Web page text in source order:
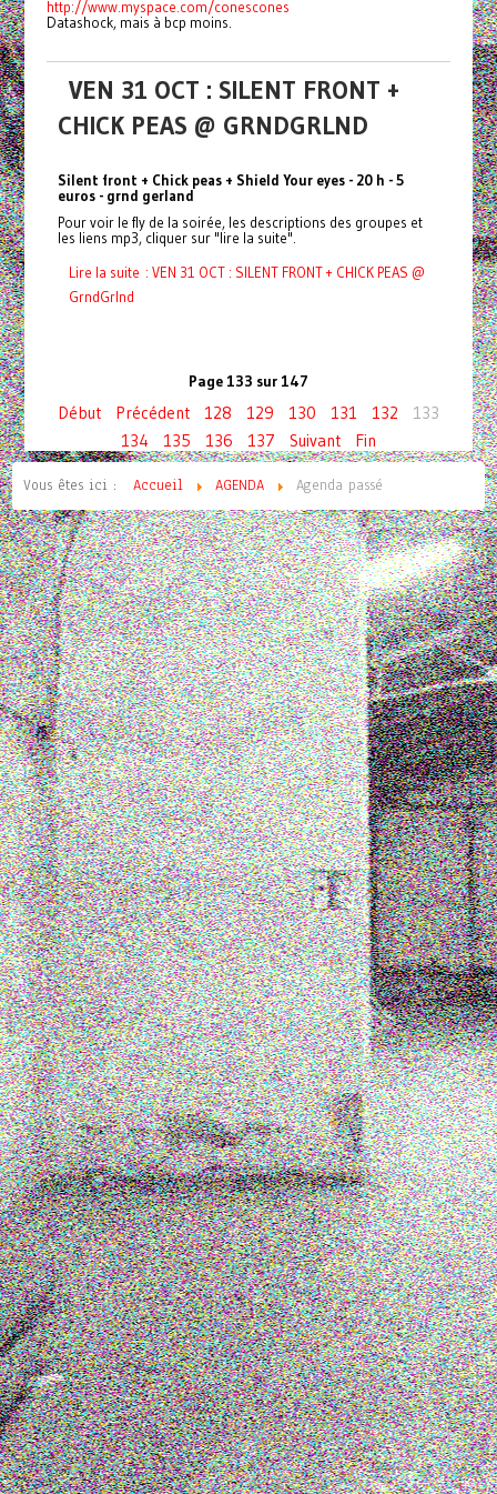
http://www.myspace.com/conescones
Datashock, mais à bcp moins.
VEN 31 OCT : SILENT FRONT +
CHICK PEAS @ GRNDGRLND
Silent front + Chick peas + Shield Your eyes - 20 h - 5
euros - grnd gerland
Pour voir le fly de la soirée, les descriptions des groupes et
les liens mp3, cliquer sur "lire la suite".
Lire la suite : VEN 31 OCT : SILENT FRONT + CHICK PEAS @
GrndGrlnd
Page 133 sur 147
Début Précédent 128 129 130 131 132
133
134
135 136 137 Suivant Fin
Vous êtes ici : Accueil AGENDA Agenda passé